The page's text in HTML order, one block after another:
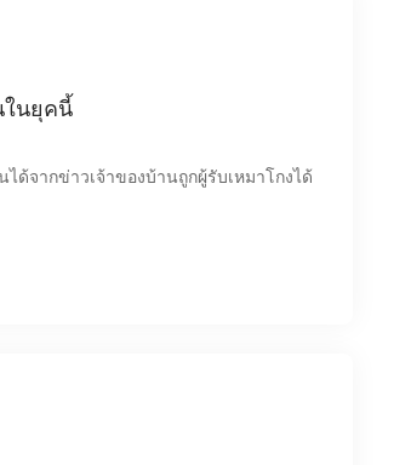
ในยุคนี้
ด้จากข่าวเจ้าของบ้านถูกผู้รับเหมาโกงได้